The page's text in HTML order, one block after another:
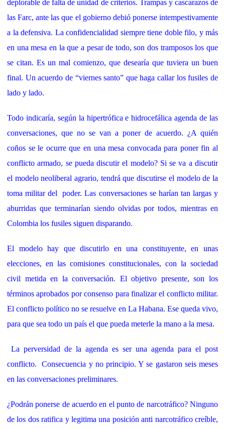
deplorable de falta de unidad de criterios. Trampas y cascarazos de
las Farc, ante las que el gobierno debió ponerse intempestivamente
a la defensiva. La confidencialidad siempre tiene doble filo, y más
en una mesa en la que a pesar de todo, son dos tramposos los que
se citan. Es un mal comienzo, que desearía que tuviera un buen
final. Un acuerdo de “viernes santo” que haga callar los fusiles de
lado y lado.
Todo indicaría, según la hipertrófica e hidrocefálica agenda de las
conversaciones, que no se van a poner de acuerdo. ¿A quién
coños se le ocurre que en una mesa convocada para poner fin al
conflicto armado, se pueda discutir el modelo? Si se va a discutir
el modelo neoliberal agrario, tendrá que discutirse el modelo de la
toma militar del poder. Las conversaciones se harían tan largas y
aburridas que terminarían siendo olvidas por todos, mientras en
Colombia los fusiles siguen disparando.
El modelo hay que discutirlo en una constituyente, en unas
elecciones, en las comisiones constitucionales, con la sociedad
civil metida en la conversación. El objetivo presente, son los
términos aprobados por consenso para finalizar el conflicto militar.
El conflicto político no se resuelve en La Habana. Ese queda vivo,
para que sea todo un país el que pueda meterle la mano a la mesa.
La perversidad de la agenda es ser una agenda para el post
conflicto. Consecuencia y no principio. Y se gastaron seis meses
en las conversaciones preliminares.
¿Podrán ponerse de acuerdo en el punto de narcotráfico? Ninguno
de los dos ratifica y legitima una posición anti narcotráfico creíble,